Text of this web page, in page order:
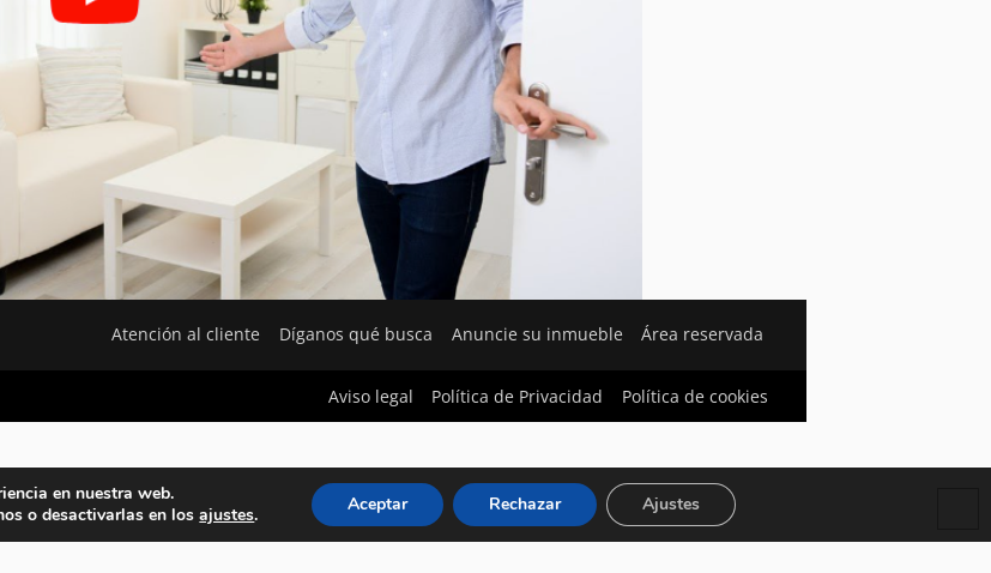
Atención al cliente Díganos qué busca Anuncie su inmueble Área reservada
Aviso legal Política de Privacidad Política de cookies
en nuestra web.
o desactivarlas en losajustes. Aceptar Rechazar Ajustes